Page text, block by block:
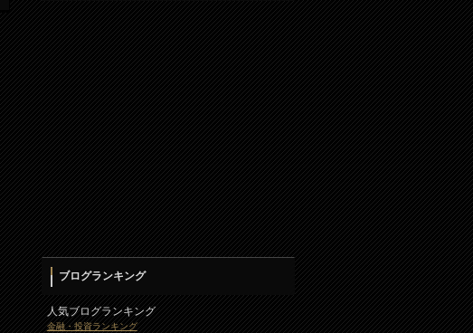
ブログランキング
人気ブログランキング
金融・投資ランキング